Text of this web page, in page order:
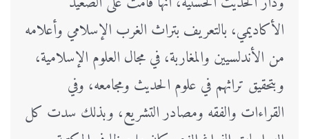
الأكاديمي، بالتعريف بتراث الغرب الإسلامي وأعلامه
من الأندلسيين والمغاربة، في مجال العلوم الإسلامية،
وبتحقيق تراثهم في علوم الحديث ومجامعه، وفي
القراءات والفقه ومصادر التشريع، وبذلك سدت كل